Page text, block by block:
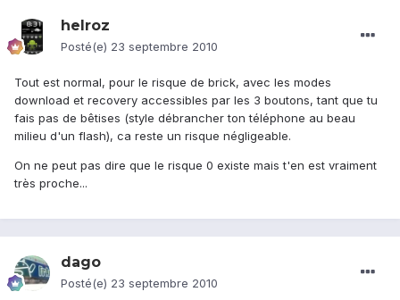
helroz
Posté(e) 23 septembre 2010
Tout est normal, pour le risque de brick, avec les modes
download et recovery accessibles par les 3 boutons, tant que tu
fais pas de bêtises (style débrancher ton téléphone au beau
milieu d'un flash), ca reste un risque négligeable.
On ne peut pas dire que le risque 0 existe mais t'en est vraiment
très proche...
dago
Posté(e) 23 septembre 2010